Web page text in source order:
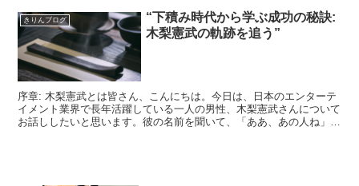
きりんブログ
“下積み時代から学ぶ成功の秘訣:
木梨憲武の軌跡を追う”
序章: 木梨憲武とは皆さん、こんにちは。今日は、日本のエンターテ
イメント業界で長年活躍している一人の男性、木梨憲武さんについて
お話ししたいと思います。彼の名前を聞いて、「ああ、あの人ね」と